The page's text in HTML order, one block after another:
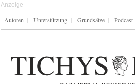
Autoren Unterstützung Grundsätze Podcast